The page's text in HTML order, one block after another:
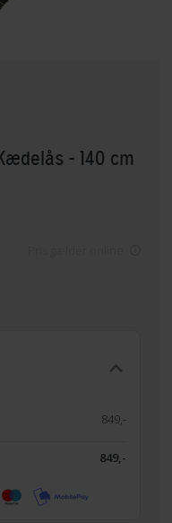
- 140 cm
849,-
849,-